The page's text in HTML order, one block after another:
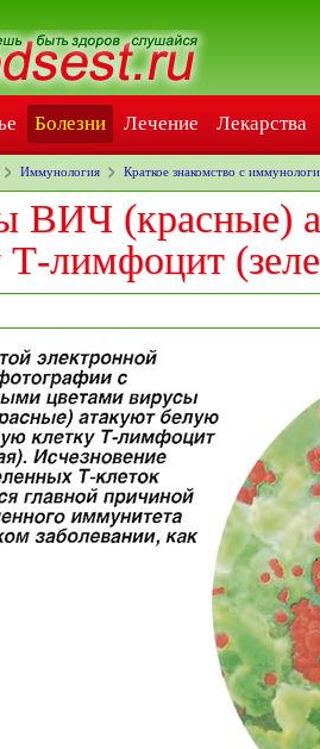
Болезни Лечение Лекарства
Иммунология Краткое знакомство с
ВИЧ (красные)
Т-лимфоцит